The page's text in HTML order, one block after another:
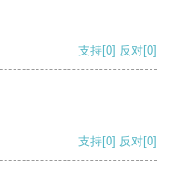
支持[0] 反对[0]
支持[0] 反对[0]